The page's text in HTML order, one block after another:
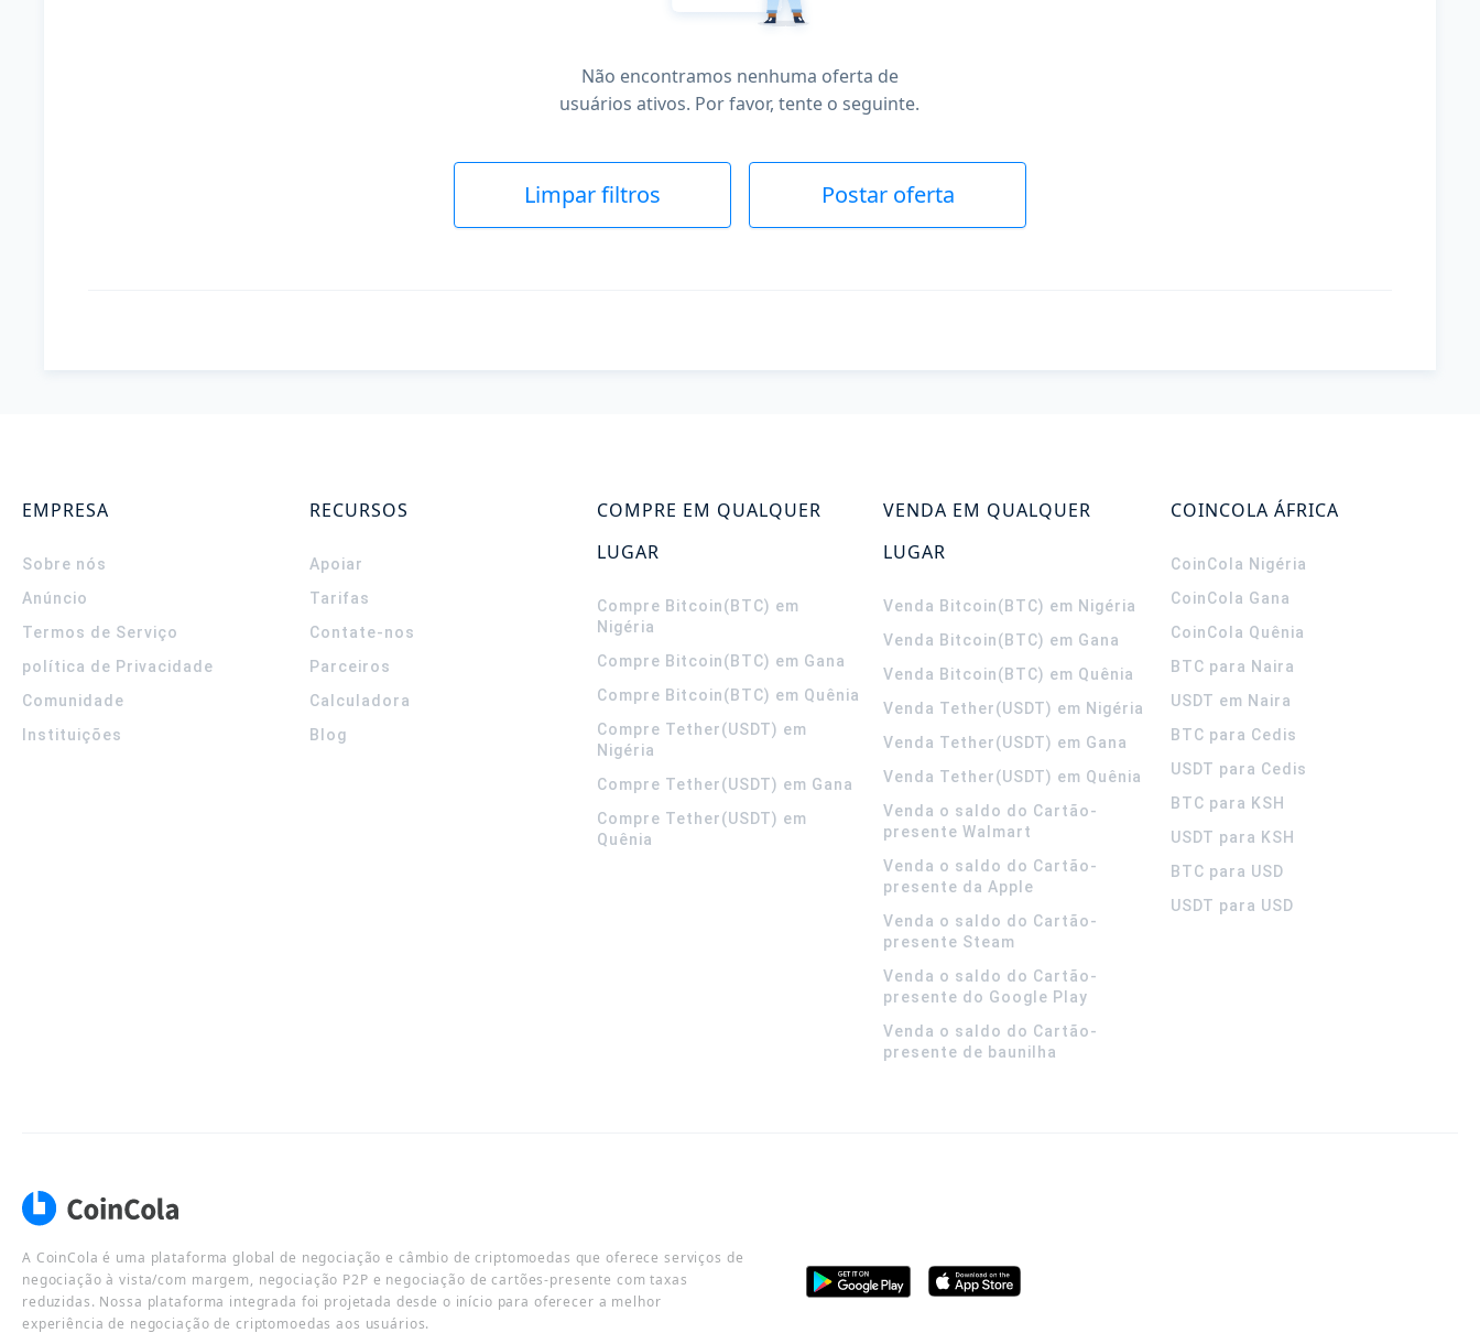
Não encontramos nenhuma oferta de
usuários ativos. Por favor, tente o seguinte.
Limpar filtros Postar oferta
EMPRESA
Sobre nós
Anúncio
Termos de Serviço
política de Privacidade
Comunidade
Instituições
RECURSOS
Apoiar
Tarifas
Contate-nos
Parceiros
Calculadora
Blog
COMPRE EM QUALQUER
LUGAR
Compre Bitcoin(BTC) em
Nigéria
Compre Bitcoin(BTC) em Gana
Compre Bitcoin(BTC) em Quênia
Compre Tether(USDT) em
Nigéria
Compre Tether(USDT) em Gana
Compre Tether(USDT) em
Quênia
VENDA EM QUALQUER
LUGAR
Venda Bitcoin(BTC) em Nigéria
Venda Bitcoin(BTC) em Gana
Venda Bitcoin(BTC) em Quênia
Venda Tether(USDT) em Nigéria
Venda Tether(USDT) em Gana
Venda Tether(USDT) em Quênia
Venda o saldo do Cartão-
presente Walmart
Venda o saldo do Cartão-
presente da Apple
Venda o saldo do Cartão-
presente Steam
Venda o saldo do Cartão-
presente do Google Play
Venda o saldo do Cartão-
presente de baunilha
COINCOLA ÁFRICA
CoinCola Nigéria
CoinCola Gana
CoinCola Quênia
BTC para Naira
USDT em Naira
BTC para Cedis
USDT para Cedis
BTC para KSH
USDT para KSH
BTC para USD
USDT para USD
A CoinCola é uma plataforma global de negociação e câmbio de criptomoedas que oferece serviços de
negociação à vista/com margem, negociação P2P e negociação de cartões-presente com taxas
reduzidas. Nossa plataforma integrada foi projetada desde o início para oferecer a melhor
experiência de negociação de criptomoedas aos usuários.